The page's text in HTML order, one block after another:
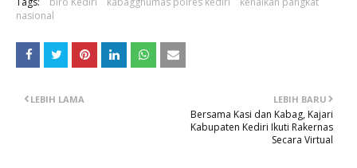
nasional
LEBIH BARU
Bersama Kasi dan Kabag, Kajari
Kabupaten Kediri Ikuti Rakernas
Secara Virtual
LEBIH LAMA